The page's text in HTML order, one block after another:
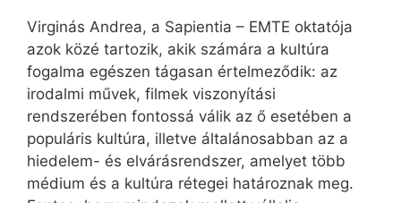
Virginás Andrea, a Sapientia – EMTE oktatója
azok közé tartozik, akik számára a kultúra
fogalma egészen tágasan értelmeződik: az
irodalmi művek, filmek viszonyítási
rendszerében fontossá válik az ő esetében a
populáris kultúra, illetve általánosabban az a
hiedelem- és elvárásrendszer, amelyet több
médium és a kultúra rétegei határoznak meg.